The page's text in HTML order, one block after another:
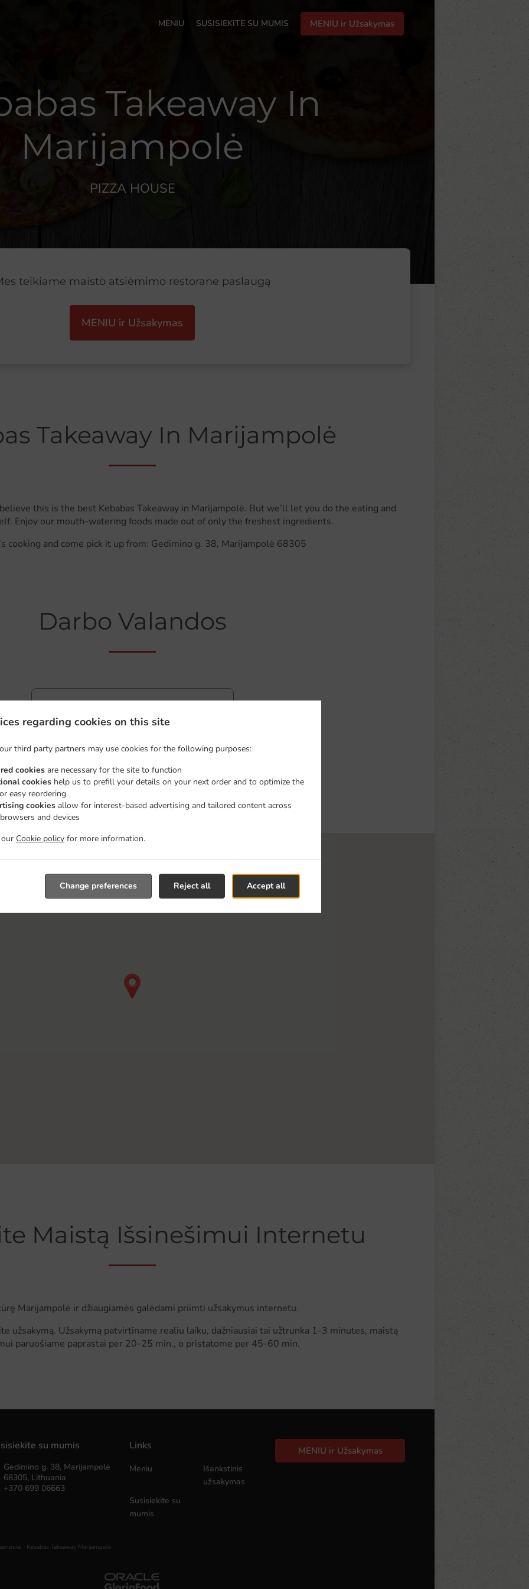
regarding cookies on this site
third party partners may use cookies for the following purposes:
cookies are necessary for the site to function
cookies help us to prefill your details on your next order and to optimize the
easy reordering
cookies allow for interest-based advertising and tailored content across
and devices
Cookie policy for more information.
Accept all
Reject all
Change preferences
MENIU SUSISIEKITE SU MUMIS MENIU ir Užsakymas
Takeaway In
Marijampolė
PIZZA HOUSE
teikiame maisto atsiėmimo restorane paslaugą
MENIU ir Užsakymas
Takeaway In Marijampolė
this is the best Kebabas Takeaway in Marijampolė. But we’ll let you do the eating and
Enjoy our mouth-watering foods made out of only the freshest ingredients.
cooking and come pick it up from: Gedimino g. 38, Marijampolė 68305
Darbo Valandos
Pirmadienis - Sekmadienis11:15 - 22:40
Maistą Išsinešimui Internetu
Marijampolė ir džiaugiamės galėdami priimti užsakymus internetu.
užsakymą. Užsakymą patvirtiname realiu laiku, dažniausiai tai užtrunka 1-3 minutes, maistą
paruošiame paprastai per 20-25 min., o pristatome per 45-60 min.
su mumis
Gedimino g. 38, Marijampolė
68305, Lithuania
+370 699 06663
Links
Meniu
Išankstinis
užsakymas
Susisiekite su
mumis
MENIU ir Užsakymas
. Kebabas Takeaway Marijampolė